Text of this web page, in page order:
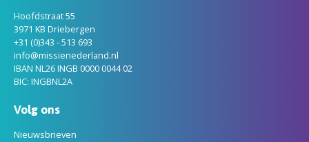
Hoofdstraat 55
3971 KB Driebergen
+31 (0)343 - 513 693
info@missienederland.nl
IBAN NL26 INGB 0000 0044 02
BIC: INGBNL2A
Volg ons
Nieuwsbrieven